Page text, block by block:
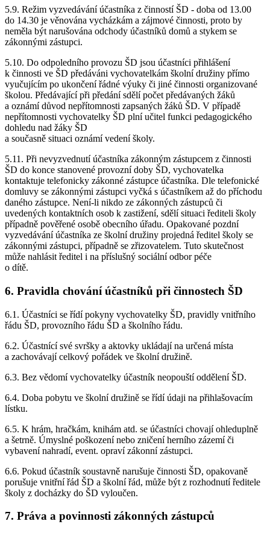
5.9. Režim vyzvedávání účastníka z činností ŠD - doba od 13.00
do 14.30 je věnována vycházkám a zájmové činnosti, proto by
neměla být narušována odchody účastníků domů a stykem se
zákonnými zástupci.
5.10. Do odpoledního provozu ŠD jsou účastníci přihlášení
k činnosti ve ŠD předáváni vychovatelkám školní družiny přímo
vyučujícím po ukončení řádné výuky či jiné činnosti organizované
školou. Předávající při předání sdělí počet předávaných žáků
a oznámí důvod nepřítomnosti zapsaných žáků ŠD. V případě
nepřítomnosti vychovatelky ŠD plní učitel funkci pedagogického
dohledu nad žáky ŠD
a současně situaci oznámí vedení školy.
5.11. Při nevyzvednutí účastníka zákonným zástupcem z činnosti
ŠD do konce stanovené provozní doby ŠD, vychovatelka
kontaktuje telefonicky zákonné zástupce účastníka. Dle telefonické
domluvy se zákonnými zástupci vyčká s účastníkem až do příchodu
daného zástupce. Není-li nikdo ze zákonných zástupců či
uvedených kontaktních osob k zastižení, sdělí situaci řediteli školy
případně pověřené osobě obecního úřadu. Opakované pozdní
vyzvedávání účastníka ze školní družiny projedná ředitel školy se
zákonnými zástupci, případně se zřizovatelem. Tuto skutečnost
může nahlásit ředitel i na příslušný sociální odbor péče
o dítě.
6. Pravidla chování účastníků při činnostech ŠD
6.1. Účastníci se řídí pokyny vychovatelky ŠD, pravidly vnitřního
řádu ŠD, provozního řádu ŠD a školního řádu.
6.2. Účastnící své svršky a aktovky ukládají na určená místa
a zachovávají celkový pořádek ve školní družině.
6.3. Bez vědomí vychovatelky účastník neopouští oddělení ŠD.
6.4. Doba pobytu ve školní družině se řídí údaji na přihlašovacím
lístku.
6.5. K hrám, hračkám, knihám atd. se účastníci chovají ohleduplně
a šetrně. Úmyslné poškození nebo zničení herního zázemí či
vybavení nahradí, event. opraví zákonní zástupci.
6.6. Pokud účastník soustavně narušuje činnosti ŠD, opakovaně
porušuje vnitřní řád ŠD a školní řád, může být z rozhodnutí ředitele
školy z docházky do ŠD vyloučen.
7. Práva a povinnosti zákonných zástupců